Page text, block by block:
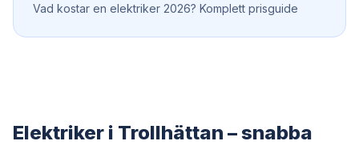
Vad kostar en elektriker 2026? Komplett prisguide
Elektriker i Trollhättan – snabba